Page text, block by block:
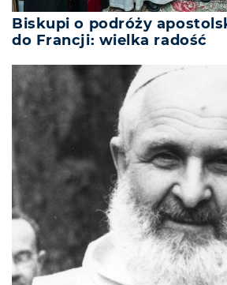
Biskupi o podróży
do Francji: wielka radość